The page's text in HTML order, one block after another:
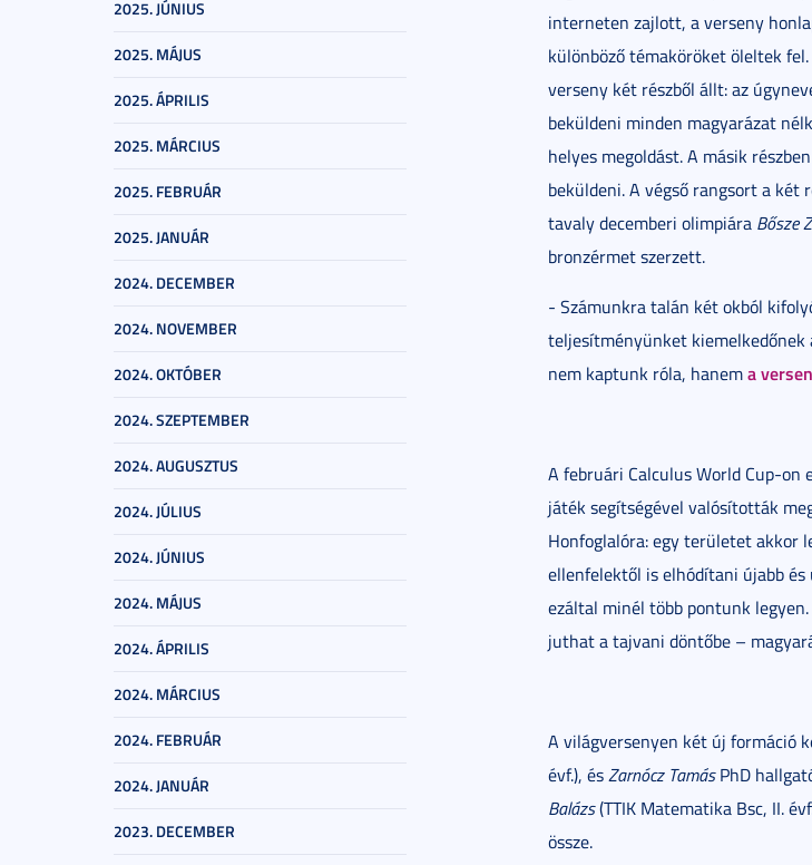
2025. JÚNIUS
2025. MÁJUS
2025. ÁPRILIS
2025. MÁRCIUS
2025. FEBRUÁR
2025. JANUÁR
2024. DECEMBER
2024. NOVEMBER
2024. OKTÓBER
2024. SZEPTEMBER
2024. AUGUSZTUS
2024. JÚLIUS
2024. JÚNIUS
2024. MÁJUS
2024. ÁPRILIS
2024. MÁRCIUS
2024. FEBRUÁR
2024. JANUÁR
2023. DECEMBER
interneten zajlott, a verseny
különböző témaköröket öleltek
verseny két részből állt: az
beküldeni minden magyarázat
helyes megoldást. A másik
beküldeni. A végső rangsort a két
tavaly decemberi olimpiára Bősze
bronzérmet szerzett.
- Számunkra talán két okból
teljesítményünket kiemelkedőnek
nem kaptunk róla, hanema
A februári Calculus World Cup-on
játék segítségével valósították
Honfoglalóra: egy területet akkor
ellenfelektől is elhódítani újabb
ezáltal minél több pontunk
juthat a tajvani döntőbe –
A világversenyen két új formáció
évf.), ésZarnócz TamásPhD
Balázs(TTIK Matematika Bsc, II.
össze.